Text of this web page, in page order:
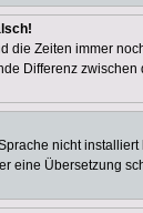
Zeiten immer
Differenz
nicht
eine Übersetzung